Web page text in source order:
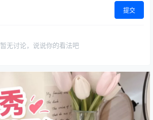
提交
暂无讨论，说说你的看法吧